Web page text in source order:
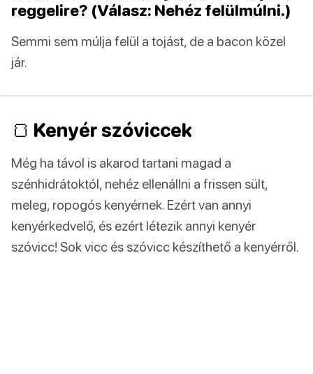
reggelire? (Válasz: Nehéz felülmúlni.)
Semmi sem múlja felül a tojást, de a bacon közel
jár.
🍞 Kenyér szóviccek
Még ha távol is akarod tartani magad a
szénhidrátoktól, nehéz ellenállni a frissen sült,
meleg, ropogós kenyérnek. Ezért van annyi
kenyérkedvelő, és ezért létezik annyi kenyér
szóvicc! Sok vicc és szóvicc készíthető a kenyérről.